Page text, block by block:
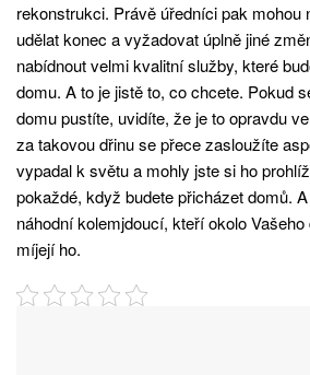
rekonstrukci. Právě úředníci pak mohou
udělat konec a vyžadovat úplně jiné
nabídnout velmi kvalitní služby, které
domu. A to je jistě to, co chcete. Pokud
domu pustíte, uvidíte, že je to opravdu
za takovou dřinu se přece zasloužíte
vypadal k světu a mohly jste si ho
pokaždé, když budete přicházet domů.
náhodní kolemjdoucí, kteří okolo
míjejí ho.